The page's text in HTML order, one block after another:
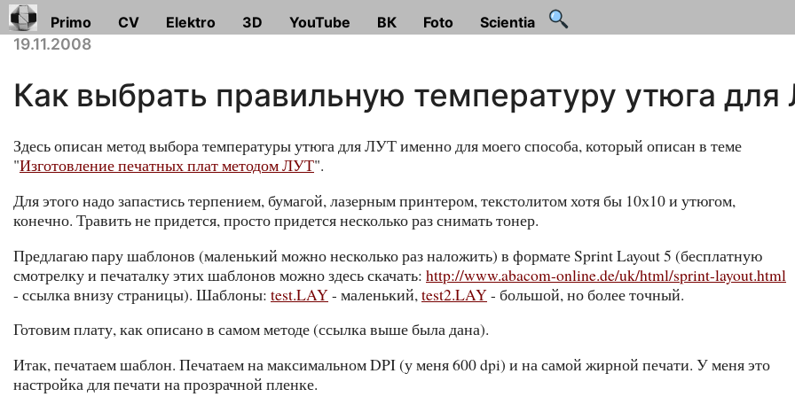
Primo CV Elektro 3D YouTube ВК Foto Scientia
19.11.2008
Как выбрать правильную температуру утюга
Здесь описан метод выбора температуры утюга для ЛУТ именно для моего способа, который описан в теме
"Изготовление печатных плат методом ЛУТ".
Для этого надо запастись терпением, бумагой, лазерным принтером, текстолитом хотя бы 10х10 и утюгом,
конечно. Травить не придется, просто придется несколько раз снимать тонер.
Предлагаю пару шаблонов (маленький можно несколько раз наложить) в формате Sprint Layout 5 (бесплатную
смотрелку и печаталку этих шаблонов можно здесь скачать: http://www.abacom-online.de/uk/html/sprint-layout.html
- ссылка внизу страницы). Шаблоны: test.LAY- маленький, test2.LAY- большой, но более точный.
Готовим плату, как описано в самом методе (ссылка выше была дана).
Итак, печатаем шаблон. Печатаем на максимальном DPI (у меня 600 dpi) и на самой жирной печати. У меня это
настройка для печати на прозрачной пленке.